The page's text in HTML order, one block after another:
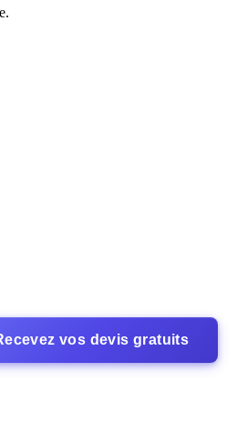
vos devis gratuits